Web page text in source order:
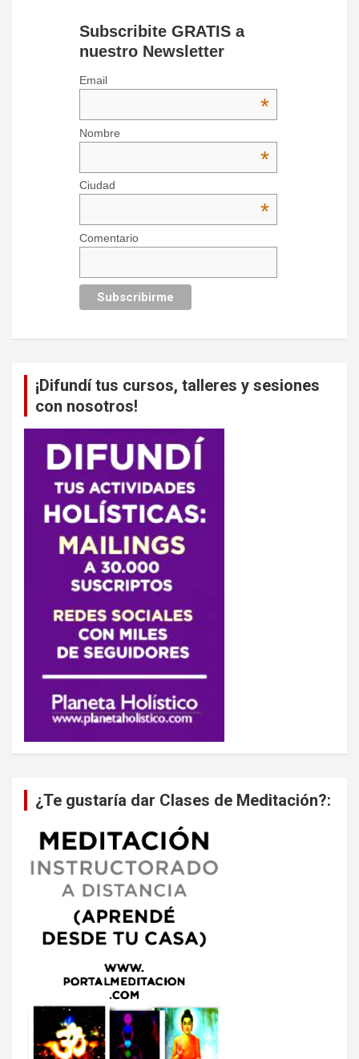
Subscribite GRATIS a
nuestro Newsletter
Email
*
Nombre
*
Ciudad
*
Comentario
¡Difundí tus cursos, talleres y sesiones
con nosotros!
¿Te gustaría dar Clases de Meditación?: